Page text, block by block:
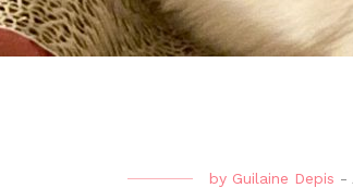
by Guilaine Depis -